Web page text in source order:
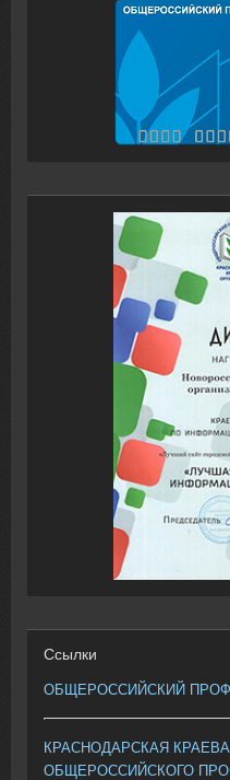
Ссылки
ОБЩЕРОССИЙСКИЙ
КРАСНОДАРСКАЯ
ОБЩЕРОССИЙСКОГО